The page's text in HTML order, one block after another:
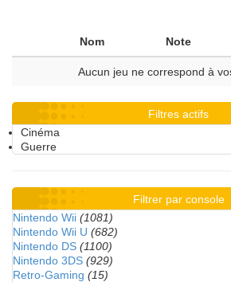
Nom Note
Aucun jeu ne correspond à
Filtres actifs
Cinéma
Guerre
Filtrer par console
Nintendo Wii (1081)
Nintendo Wii U (682)
Nintendo DS (1100)
Nintendo 3DS (929)
Retro-Gaming (15)